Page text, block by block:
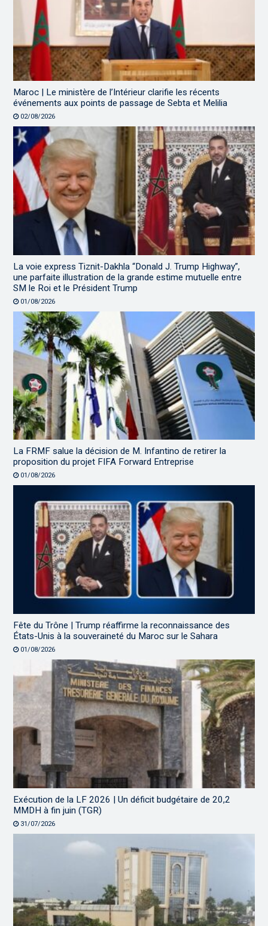
Maroc | Le ministère de l’Intérieur clarifie les récents
événements aux points de passage de Sebta et Melilia
02/08/2026
La voie express Tiznit-Dakhla “Donald J. Trump Highway”,
une parfaite illustration de la grande estime mutuelle entre
SM le Roi et le Président Trump
01/08/2026
La FRMF salue la décision de M. Infantino de retirer la
proposition du projet FIFA Forward Entreprise
01/08/2026
Fête du Trône | Trump réaffirme la reconnaissance des
États-Unis à la souveraineté du Maroc sur le Sahara
01/08/2026
Exécution de la LF 2026 | Un déficit budgétaire de 20,2
MMDH à fin juin (TGR)
31/07/2026